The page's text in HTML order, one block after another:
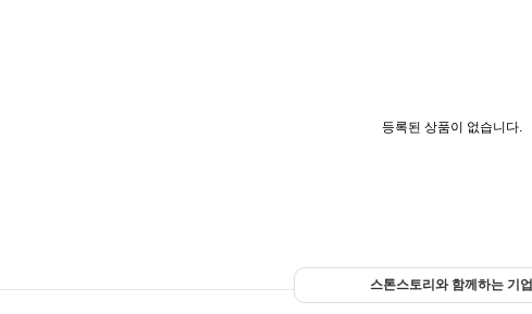
등록된 상품이 없습니다.
스톤스토리와 함께하는 기업